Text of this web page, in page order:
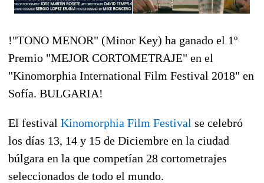
!"TONO MENOR" (Minor Key) ha ganado el 1º
Premio "MEJOR CORTOMETRAJE" en el
"Kinomorphia International Film Festival 2018" en
Sofía. BULGARIA!
El festival Kinomorphia Film Festival se celebró
los días 13, 14 y 15 de Diciembre en la ciudad
búlgara en la que competían 28 cortometrajes
seleccionados de todo el mundo.